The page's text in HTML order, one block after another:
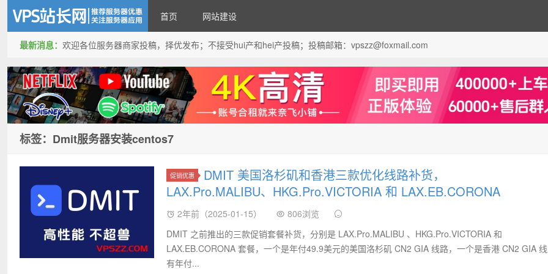
VPS站长网
首页 网站建设
最新消息： 欢迎各位服务器商家投稿，择优发布；不接受hui产和hei产投稿；投稿邮箱：vpszz@foxmail.com
标签：Dmit服务器安装centos7
促销优惠
DMIT 美国洛杉矶和香港三款优化线路补货，
LAX.Pro.MALIBU、HKG.Pro.VICTORIA 和 LAX.EB.CORONA
2年前（2025-01-15）
806浏览
DMIT 之前推出的三款促销套餐补货，分别是 LAX.Pro.MALIBU 、HKG.Pro.VICTORIA 和
LAX.EB.CORONA 套餐，一个是年付49.9美元的美国洛杉矶 CN2 GIA 线路，一个是香港 CN2 GIA
有年付...